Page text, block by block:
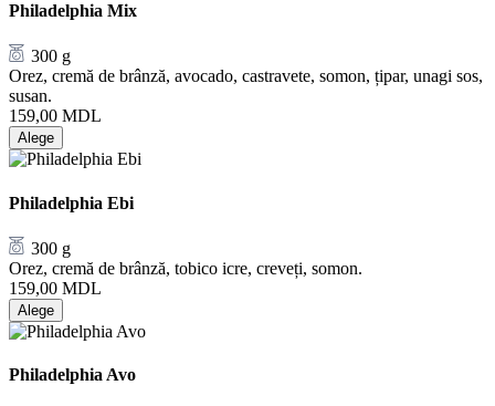
Philadelphia Mix
300 g
Orez, cremă de brânză, avocado, castravete, somon, țipar, unagi sos,
susan.
159,00 MDL
Alege
Philadelphia Ebi
300 g
Orez, cremă de brânză, tobico icre, creveți, somon.
159,00 MDL
Alege
Philadelphia Avo